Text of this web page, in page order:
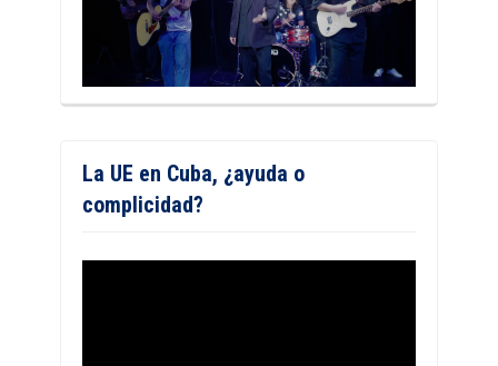
La UE en Cuba, ¿ayuda o
complicidad?